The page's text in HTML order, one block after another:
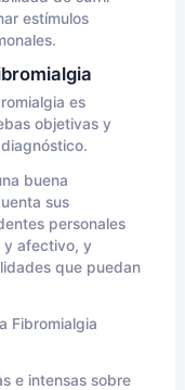
estímulos
es
objetivas y
buena
sus
personales
y afectivo, y
que puedan
Fibromialgia
e intensas sobre